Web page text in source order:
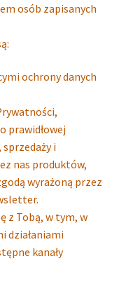
osób zapisanych
ochrony danych
prawidłowej
i
nas produktów,
wyrażoną przez
z Tobą, w tym, w
działaniami
kanały